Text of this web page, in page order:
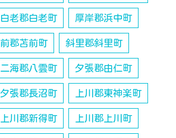
白老郡白老町 厚岸郡浜中町
郡苫前町 斜里郡斜里町
二海郡八雲町 夕張郡由仁町
夕張郡長沼町 上川郡東神楽町
上川郡新得町 上川郡上川町